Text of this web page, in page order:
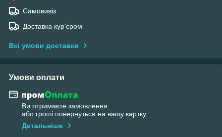
Самовивіз
Доставка кур'єром
Всі умови доставки
Умови оплати
Ви отримаєте замовлення
або гроші повернуться на вашу картку
Детальніше